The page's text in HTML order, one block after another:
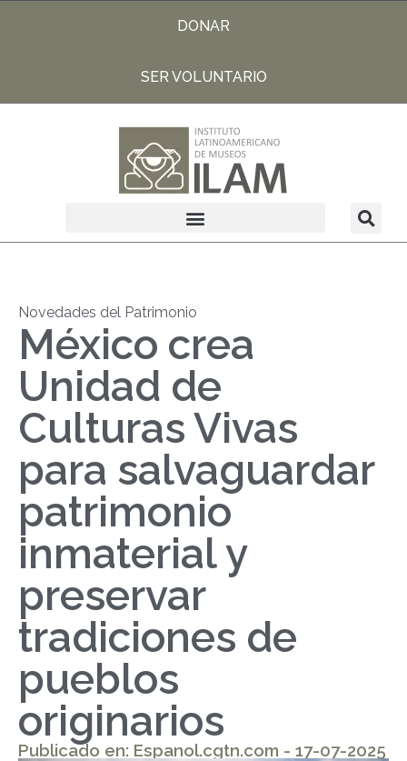
DONAR
SER VOLUNTARIO
Novedades del Patrimonio
México crea
Unidad de
Culturas Vivas
para salvaguardar
patrimonio
inmaterial y
preservar
tradiciones de
pueblos
originarios
Publicado en: Espanol.cgtn.com - 17-07-2025